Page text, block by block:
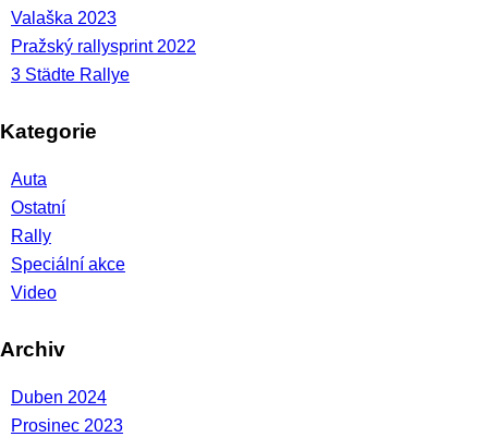
Valaška 2023
Pražský rallysprint 2022
3 Städte Rallye
Kategorie
Auta
Ostatní
Rally
Speciální akce
Video
Archiv
Duben 2024
Prosinec 2023